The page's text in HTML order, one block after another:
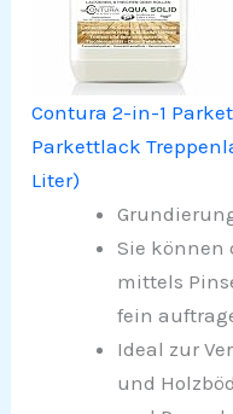
Contura 2-in-1
Parkettlack
Liter)
Sie können
mittels
fein
Ideal zur
und